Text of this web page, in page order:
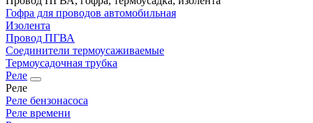
Гофра для проводов автомобильная
Изолента
Провод ПГВА
Соединители термоусаживаемые
Термоусадочная трубка
Реле
Реле
Реле бензонасоса
Реле времени